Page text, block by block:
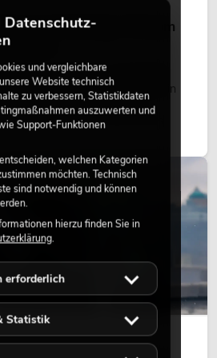
Lichtdesign: Warum
wirkt
Leuchtflächen und farbige
Lichtdesigns auf Bühnen, in
Licht ist dabei kein rein
ein bewusst eingesetztes
Atmosphäre, gibt Szenen
LED-Setups emotionaler
Datenschutz-
und vergleichbare
Website technisch
zu verbessern, Statistikdaten
auszuwerten und
Support-Funktionen
welchen Kategorien
möchten. Technisch
sind notwendig und können
hierzu finden Sie in
.
erforderlich
Statistik